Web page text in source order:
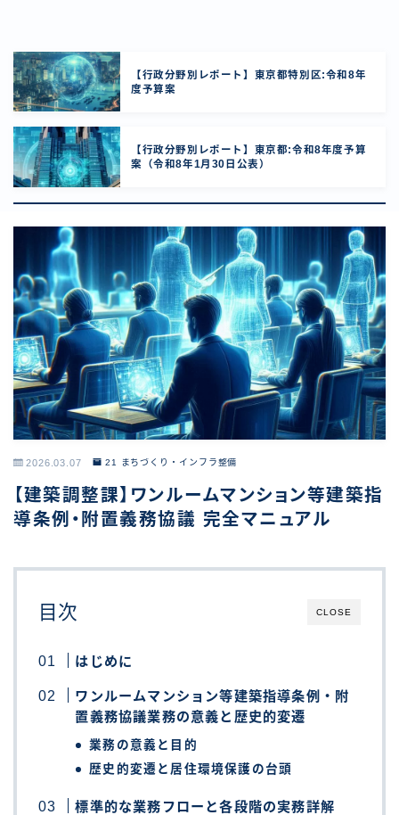
【行政分野別レポート】東京都特別区:令和8年
度予算案
【行政分野別レポート】東京都:令和8年度予算
案（令和8年1月30日公表）
2026.03.07 21 まちづくり・インフラ整備
【建築調整課】ワンルームマンション等建築指
導条例・附置義務協議 完全マニュアル
CLOSE
目次
はじめに
ワンルームマンション等建築指導条例・附
置義務協議業務の意義と歴史的変遷
業務の意義と目的
歴史的変遷と居住環境保護の台頭
標準的な業務フローと各段階の実務詳解